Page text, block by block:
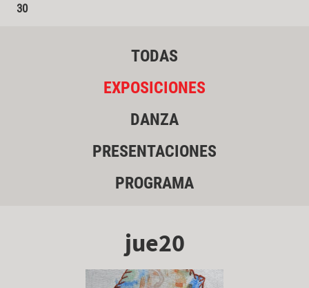
30
TODAS
EXPOSICIONES
DANZA
PRESENTACIONES
PROGRAMA
jue20